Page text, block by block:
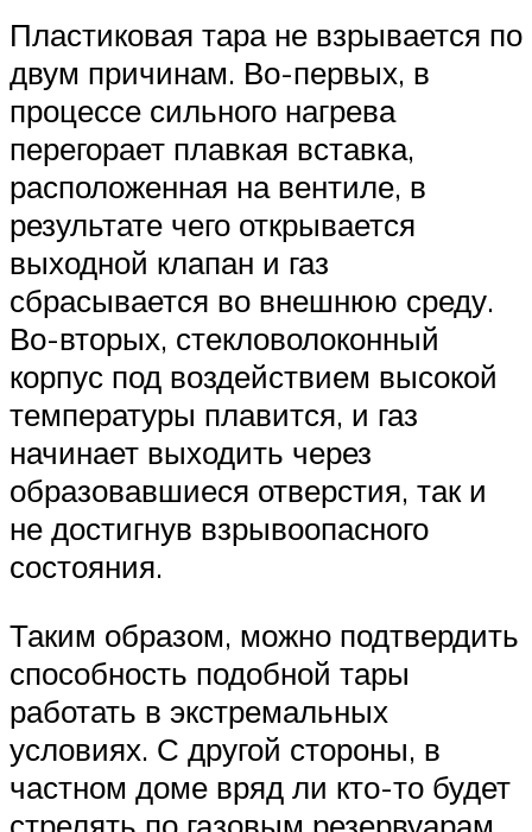
Пластиковая тара не взрывается по
двум причинам. Во-первых, в
процессе сильного нагрева
перегорает плавкая вставка,
расположенная на вентиле, в
результате чего открывается
выходной клапан и газ
сбрасывается во внешнюю среду.
Во-вторых, стекловолоконный
корпус под воздействием высокой
температуры плавится, и газ
начинает выходить через
образовавшиеся отверстия, так и
не достигнув взрывоопасного
состояния.
Таким образом, можно подтвердить
способность подобной тары
работать в экстремальных
условиях. С другой стороны, в
частном доме вряд ли кто-то будет
стрелять по газовым резервуарам,